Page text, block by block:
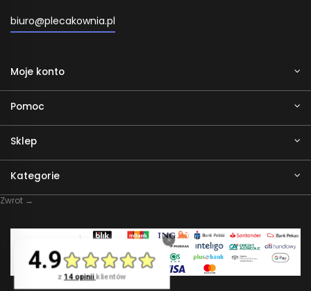
biuro@plecakownia.pl
Moje konto
Pomoc
Sklep
Kategorie
Zwrot →